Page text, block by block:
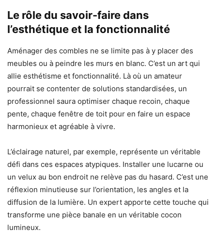
Le rôle du savoir-faire dans
l’esthétique et la fonctionnalité
Aménager des combles ne se limite pas à y placer des
meubles ou à peindre les murs en blanc. C’est un art qui
allie esthétisme et fonctionnalité. Là où un amateur
pourrait se contenter de solutions standardisées, un
professionnel saura optimiser chaque recoin, chaque
pente, chaque fenêtre de toit pour en faire un espace
harmonieux et agréable à vivre.
L’éclairage naturel, par exemple, représente un véritable
défi dans ces espaces atypiques. Installer une lucarne ou
un velux au bon endroit ne relève pas du hasard. C’est une
réflexion minutieuse sur l’orientation, les angles et la
diffusion de la lumière. Un expert apporte cette touche qui
transforme une pièce banale en un véritable cocon
lumineux.